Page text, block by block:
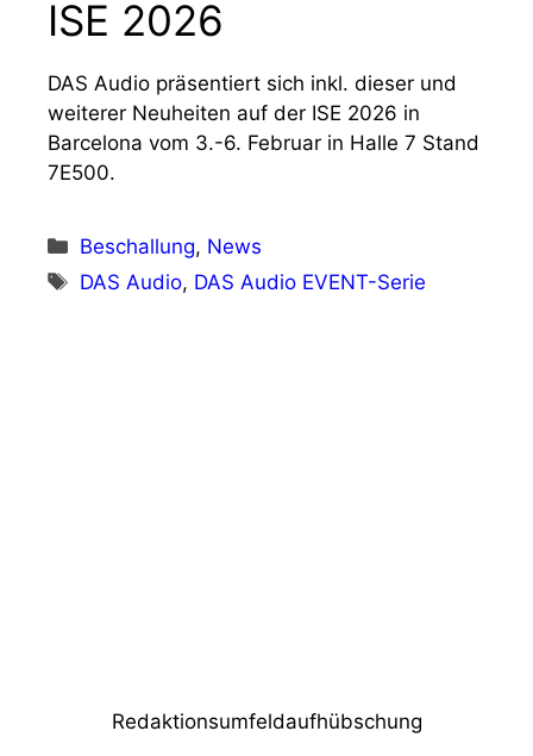
ISE 2026
DAS Audio präsentiert sich inkl. dieser und
weiterer Neuheiten auf der ISE 2026 in
Barcelona vom 3.-6. Februar in Halle 7 Stand
7E500.
Kategorien
Beschallung, News
Schlagwörter
DAS Audio, DAS Audio EVENT-Serie
Redaktionsumfeldaufhübschung